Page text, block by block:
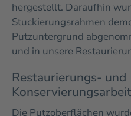
hergestellt. Daraufhin
Stuckierungsrahmen
Putzuntergrund
und in unsere
Restaurierungs- und
Die Putzoberflächen